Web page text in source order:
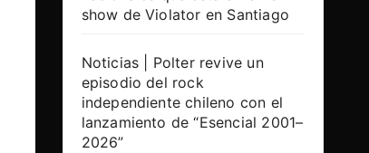
show de Violator en Santiago
Noticias | Polter revive un
episodio del rock
independiente chileno con el
lanzamiento de “Esencial 2001–
2026”